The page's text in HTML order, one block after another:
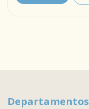
Departamentos